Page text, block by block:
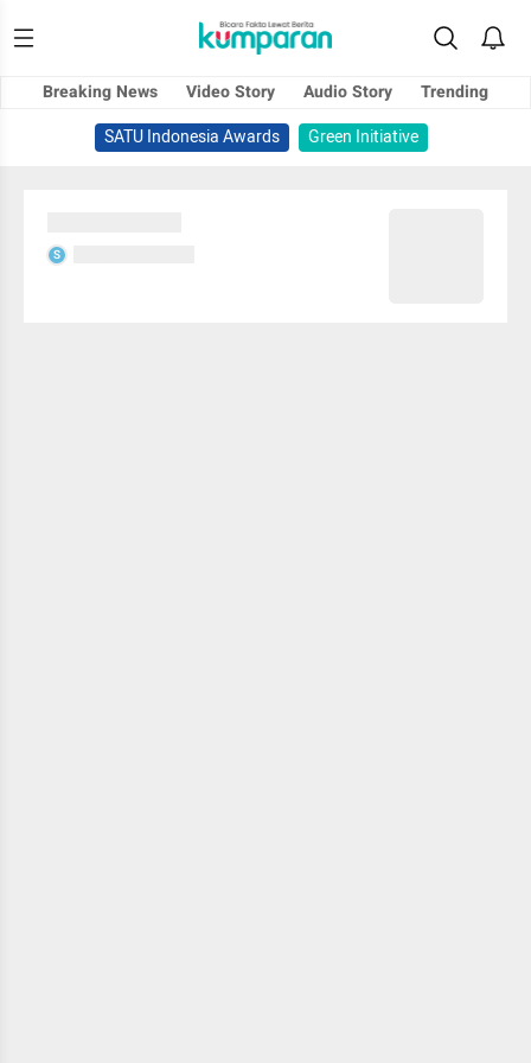
Breaking News Video Story Audio Story
Trending
SATU Indonesia Awards
Green Initiative
S